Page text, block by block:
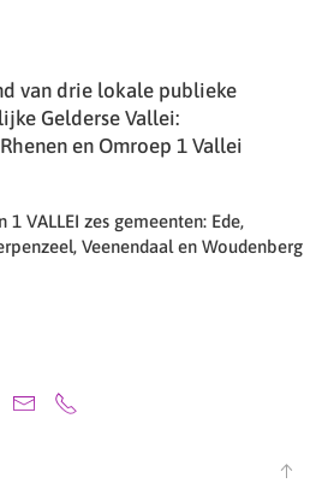
van drie lokale publieke
Gelderse Vallei:
en Omroep 1 Vallei
VALLEI zes gemeenten: Ede,
Veenendaal en Woudenberg